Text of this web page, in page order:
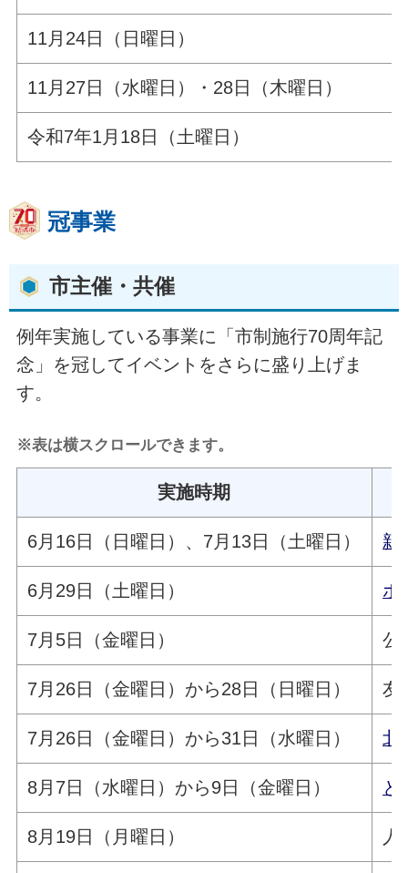
11月24日（日曜日）
11月27日（水曜日）・28日（木曜日）
令和7年1月18日（土曜日）
冠事業
市主催・共催
例年実施している事業に「市制施行70周年記
念」を冠してイベントをさらに盛り上げま
す。
※表は横スクロールできます。
実施時期
6月16日（日曜日）、7月13日（土曜日） 親
6月29日（土曜日） ホ
7月5日（金曜日） 公
7月26日（金曜日）から28日（日曜日） 友
7月26日（金曜日）から31日（水曜日） 北
8月7日（水曜日）から9日（金曜日） と
8月19日（月曜日） 人